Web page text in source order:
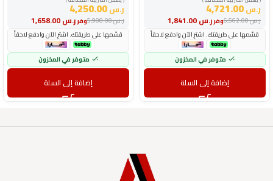
ر.س4,721.00
وفرر.س ر.س6,562.00
قسّمها على طريقتك. اشترِ الآن وادفع لاحقاً
متوفر في المخزون
إضافة إلى السلة
ر.س4,250.00
وفرر.س ر.س5,908.00
قسّمها على طريقتك. اشترِ الآن وادفع لاحقاً
متوفر في المخزون
إضافة إلى السلة